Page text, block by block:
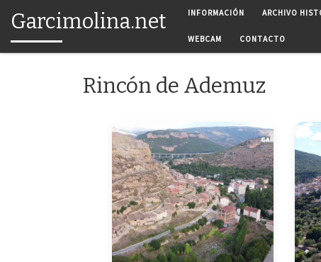
Saltar al contenido
Garcimolina.net INFORMACIÓN ARCHIVO
WEBCAM CONTACTO
Rincón de Ademuz